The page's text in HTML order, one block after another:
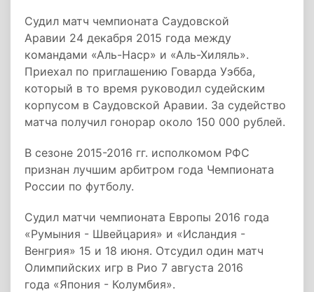
Судил матч чемпионата Саудовской
Аравии 24 декабря 2015 года между
командами «Аль-Наср» и «Аль-Хиляль».
Приехал по приглашению Говарда Уэбба,
который в то время руководил судейским
корпусом в Саудовской Аравии. За судейство
матча получил гонорар около 150 000 рублей.
В сезоне 2015-2016 гг. исполкомом РФС
признан лучшим арбитром года Чемпионата
России по футболу.
Судил матчи чемпионата Европы 2016 года
«Румыния - Швейцария» и «Исландия -
Венгрия» 15 и 18 июня. Отсудил один матч
Олимпийских игр в Рио 7 августа 2016
года «Япония - Колумбия».